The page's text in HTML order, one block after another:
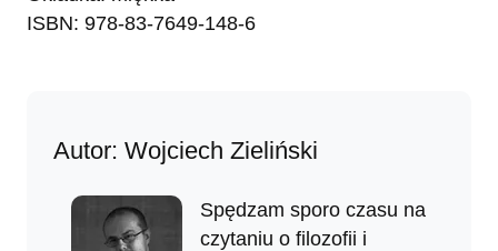
ISBN: 978-83-7649-148-6
Autor: Wojciech Zieliński
Spędzam sporo czasu na
czytaniu o filozofii i